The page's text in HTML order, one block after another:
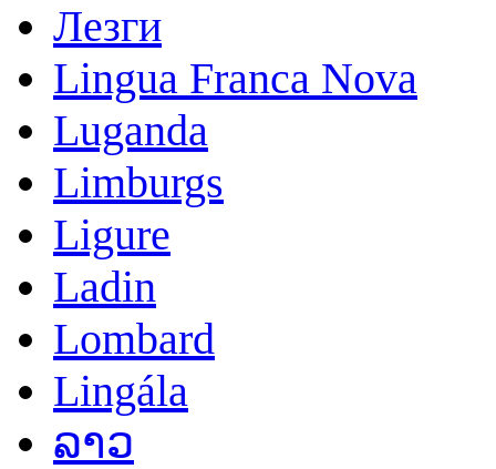
Лезги
Lingua Franca Nova
Luganda
Limburgs
Ligure
Ladin
Lombard
Lingála
ລາວ